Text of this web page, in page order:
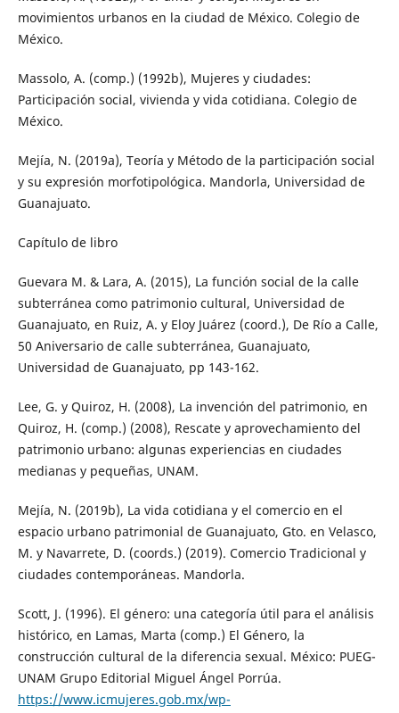
movimientos urbanos en la ciudad de México. Colegio de
México.
Massolo, A. (comp.) (1992b), Mujeres y ciudades:
Participación social, vivienda y vida cotidiana. Colegio de
México.
Mejía, N. (2019a), Teoría y Método de la participación social
y su expresión morfotipológica. Mandorla, Universidad de
Guanajuato.
Capítulo de libro
Guevara M. & Lara, A. (2015), La función social de la calle
subterránea como patrimonio cultural, Universidad de
Guanajuato, en Ruiz, A. y Eloy Juárez (coord.), De Río a Calle,
50 Aniversario de calle subterránea, Guanajuato,
Universidad de Guanajuato, pp 143-162.
Lee, G. y Quiroz, H. (2008), La invención del patrimonio, en
Quiroz, H. (comp.) (2008), Rescate y aprovechamiento del
patrimonio urbano: algunas experiencias en ciudades
medianas y pequeñas, UNAM.
Mejía, N. (2019b), La vida cotidiana y el comercio en el
espacio urbano patrimonial de Guanajuato, Gto. en Velasco,
M. y Navarrete, D. (coords.) (2019). Comercio Tradicional y
ciudades contemporáneas. Mandorla.
Scott, J. (1996). El género: una categoría útil para el análisis
histórico, en Lamas, Marta (comp.) El Género, la
construcción cultural de la diferencia sexual. México: PUEG-
UNAM Grupo Editorial Miguel Ángel Porrúa.
https://www.icmujeres.gob.mx/wp-